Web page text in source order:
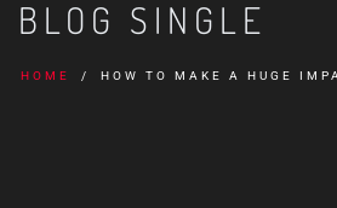
BLOG SINGLE
HOME HOW TO MAKE A HUGE